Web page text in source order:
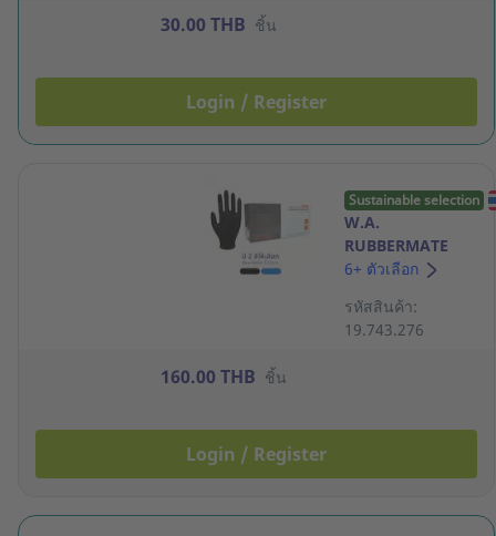
30.00 THB ชิ้น
Login / Register
Sustainable selection
W.A.
RUBBERMATE
ถุงมือยางไนไตรล์
กล่อง 100 ชิ้น
6+ ตัวเลือก
รหัสสินค้า:
19.743.276
160.00 THB ชิ้น
Login / Register